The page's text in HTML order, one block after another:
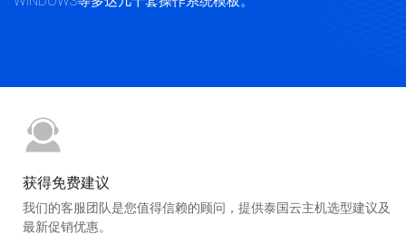
获得免费建议
我们的客服团队是您值得信赖的顾问，提供泰国云主机选型建议及
最新促销优惠。